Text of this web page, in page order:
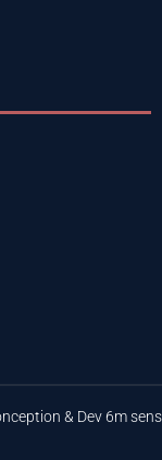
& Dev 6m sens